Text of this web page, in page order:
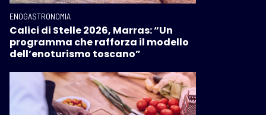
ENOGASTRONOMIA
Calici di Stelle 2026, Marras: “Un
programma che rafforza il modello
dell’enoturismo toscano”